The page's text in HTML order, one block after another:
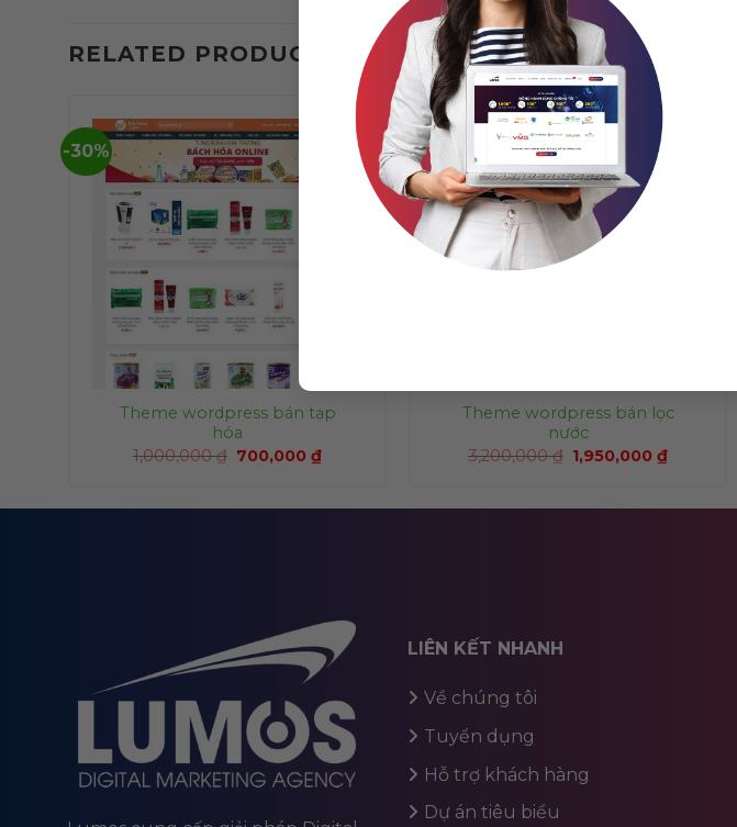
RELATED PRODUCTS
-30%
Theme wordpress bán tạp
hóa
1,000,000₫ 700,000₫
-39%
Theme wordpress bán lọc
nước
3,200,000₫ 1,950,000₫
LIÊN KẾT NHANH
Về chúng tôi
Tuyển dụng
Hỗ trợ khách hàng
Dự án tiêu biểu